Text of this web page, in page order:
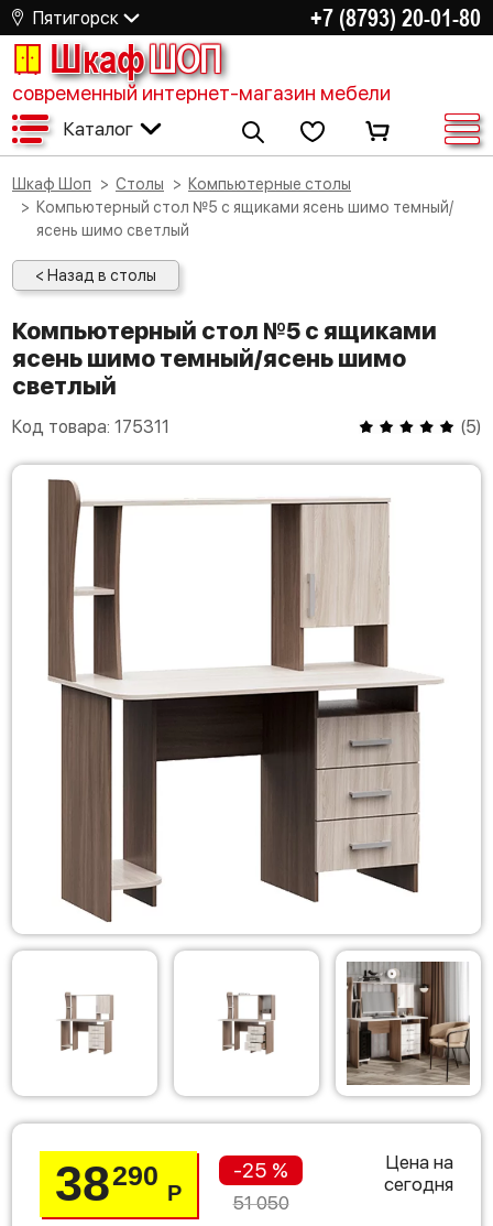
Пятигорск +7 (8793) 20-01-80
ШкафШОП
современный интернет-магазин мебели
Каталог
Шкаф Шоп Столы
Компьютерные столы
Компьютерный стол №5 с ящиками ясень шимо темный/
ясень шимо светлый
< Назад в столы
Компьютерный стол №5 с ящиками
ясень шимо темный/ясень шимо
светлый
Код товара: 175311 (5)
38290
Р
-25 %
51 050
Цена на
сегодня